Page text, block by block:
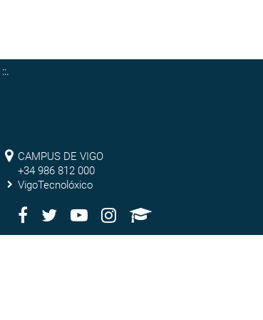
::.
Campus
de
Vigo
CAMPUS DE VIGO
+34 986 812 000
VigoTecnolóxico
Redes
Facebook
TwitterYoutubeInstagram
AppleU